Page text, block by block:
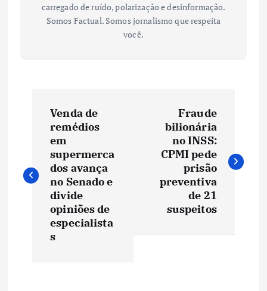
carregado de ruído, polarização e desinformação.
Somos Factual. Somos jornalismo que respeita
você.
v
e
Venda de
remédios
em
supermerca
dos avança
no Senado e
divide
opiniões de
especialista
s
Fraude
bilionária
no INSS:
CPMI pede
prisão
preventiva
de 21
suspeitos